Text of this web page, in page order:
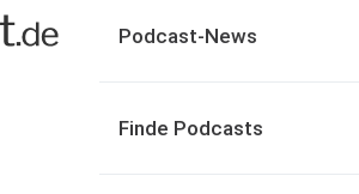
Podcast-News
Finde Podcasts